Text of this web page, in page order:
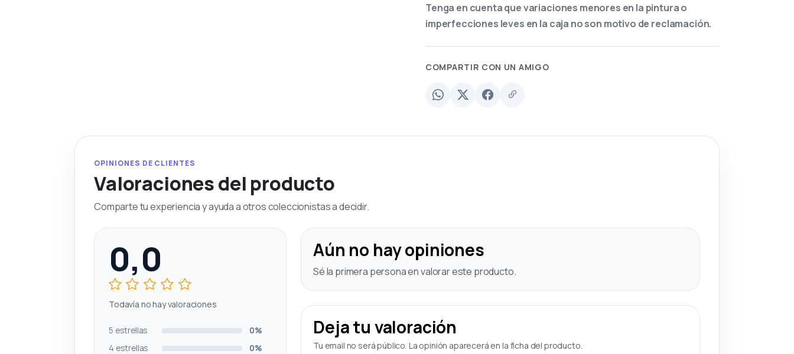
Tenga en cuenta que variaciones menores en la pintura o
imperfecciones leves en la caja no son motivo de reclamación.
COMPARTIR CON UN AMIGO
OPINIONES DE CLIENTES
Valoraciones del producto
Comparte tu experiencia y ayuda a otros coleccionistas a decidir.
0,0
Todavía no hay valoraciones
5 estrellas
0%
4 estrellas
0%
Aún no hay opiniones
Sé la primera persona en valorar este producto.
Deja tu valoración
Tu email no será público. La opinión aparecerá en la ficha del producto.